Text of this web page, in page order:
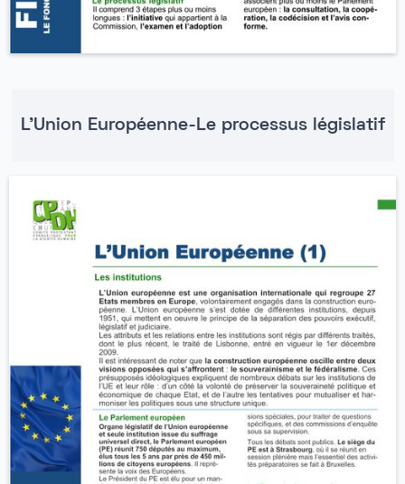
L'Union Européenne-Le processus législatif